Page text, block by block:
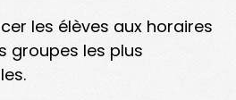
les élèves aux horaires
groupes les plus